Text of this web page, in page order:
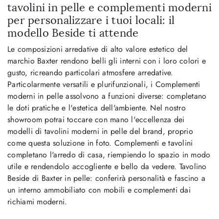
tavolini in pelle e complementi moderni
per personalizzare i tuoi locali: il
modello Beside ti attende
Le composizioni arredative di alto valore estetico del
marchio Baxter rendono belli gli interni con i loro colori e
gusto, ricreando particolari atmosfere arredative.
Particolarmente versatili e plurifunzionali, i Complementi
moderni in pelle assolvono a funzioni diverse: completano
le doti pratiche e l'estetica dell'ambiente. Nel nostro
showroom potrai toccare con mano l'eccellenza dei
modelli di tavolini moderni in pelle del brand, proprio
come questa soluzione in foto. Complementi e tavolini
completano l'arredo di casa, riempiendo lo spazio in modo
utile e rendendolo accogliente e bello da vedere. Tavolino
Beside di Baxter in pelle: conferirà personalità e fascino a
un interno ammobiliato con mobili e complementi dai
richiami moderni.